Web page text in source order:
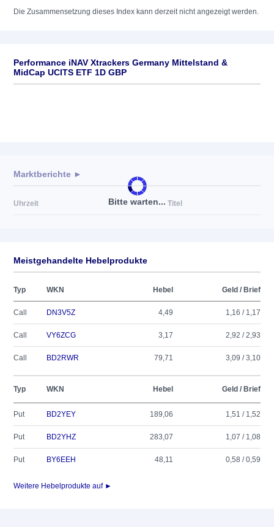
Die Zusammensetzung dieses Index kann derzeit nicht angezeigt werden.
Performance iNAV Xtrackers Germany Mittelstand &
MidCap UCITS ETF 1D GBP
Bitte warten...
Marktberichte ►
Uhrzeit Titel
Meistgehandelte Hebelprodukte
Typ WKN Hebel Geld / Brief
Call DN3V5Z 4,49 1,16 / 1,17
Call VY6ZCG 3,17 2,92 / 2,93
Call BD2RWR 79,71 3,09 / 3,10
Typ WKN Hebel Geld / Brief
Put BD2YEY 189,06 1,51 / 1,52
Put BD2YHZ 283,07 1,07 / 1,08
Put BY6EEH 48,11 0,58 / 0,59
Weitere Hebelprodukte auf ►